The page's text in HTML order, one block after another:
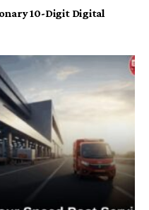
10-Digit Digital